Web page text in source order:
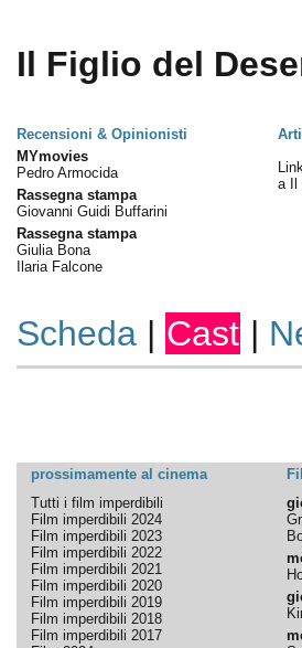
Il Figlio del
Recensioni & Opinionisti
MYmovies
Pedro Armocida
Rassegna stampa
Giovanni Guidi Buffarini
Rassegna stampa
Giulia Bona
Ilaria Falcone
a Il
Scheda| Cast |
prossimamente al cinema
Tutti i film imperdibili
Film imperdibili 2024
Film imperdibili 2023
Film imperdibili 2022
Film imperdibili 2021
Film imperdibili 2020
Film imperdibili 2019
Film imperdibili 2018
Film imperdibili 2017